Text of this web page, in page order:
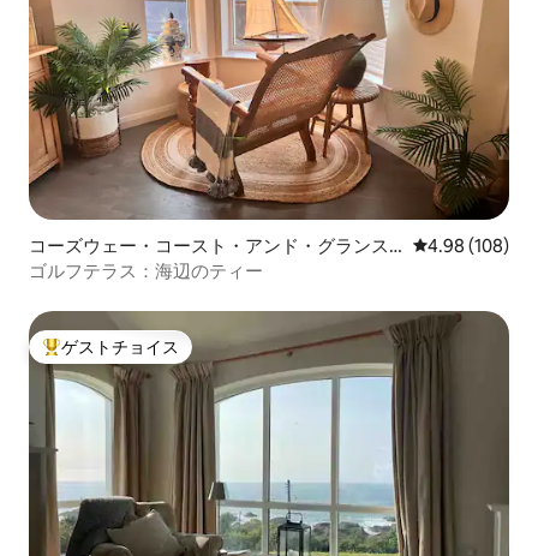
コーズウェー・コースト・アンド・グランス
のマンション・アパート
レビュー108
4.98 (108)
ゴルフテラス：海辺のティー
大好評のゲストチョイスです。
ゲストチョイス